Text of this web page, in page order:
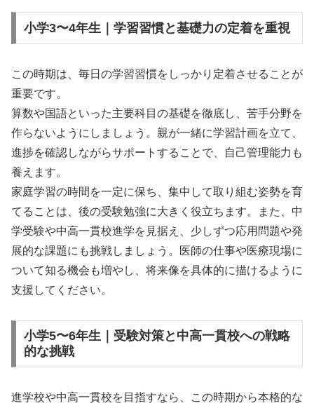
小学3〜4年生｜学習習慣と基礎力の定着を重視
この時期は、毎日の学習習慣をしっかり定着させることが
重要です。
算数や国語といった主要科目の基礎を徹底し、苦手分野を
作らないようにしましょう。親が一緒に学習計画を立て、
進捗を確認しながらサポートすることで、自己管理能力も
養えます。
家庭学習の時間を一定に保ち、集中して取り組む姿勢を育
てることは、後の受験勉強に大きく役立ちます。また、中
学受験や中高一貫校進学を見据え、少しずつ応用問題や発
展的な課題にも挑戦しましょう。医師の仕事や医療現場に
ついて知る機会も増やし、将来像を具体的に描けるように
支援してください。
小学5〜6年生｜受験対策と中高一貫校への戦略
的な挑戦
進学校や中高一貫校を目指すなら、この時期から本格的な